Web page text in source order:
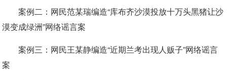
案例二： 网民范某瑞编造“库布齐沙漠投放十万头黑猪让沙
漠变成绿洲”网络谣言案
案例三： 网民王某静编造“近期兰考出现人贩子”网络谣言
案